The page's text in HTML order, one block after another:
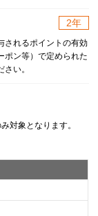
2年
されるポイントの有効
ポン等）で定められた
い。
対象となります。